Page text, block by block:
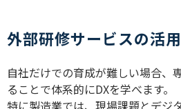
外部研修サービスの活用
自社だけでの育成が難しい場合、
ることで体系的にDXを学べます。
特に製造業では、現場課題とデジ